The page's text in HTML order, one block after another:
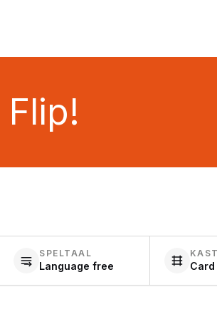
Flip!
SPELTAAL
Language free Card